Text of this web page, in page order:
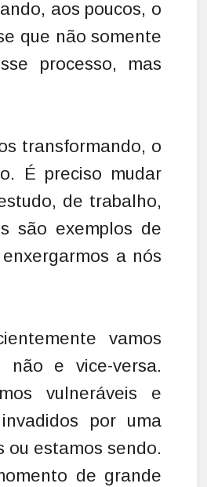
aos poucos, o
que não somente
processo, mas
transformando, o
É preciso mudar
de trabalho,
são exemplos de
a nós
vamos
e vice-versa.
vulneráveis e
por uma
ou estamos sendo.
de grande